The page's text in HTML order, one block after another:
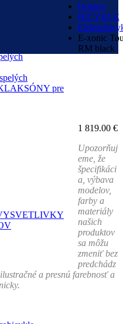
pre
Domov
BICYKLE
E-xonic
RM black
1 819.00 €
Upozorňuj
eme, že
špecifikáci
a, výbava
modelov,
farby a
materiály
našich
produktov
sa môžu
zmeniť bez
predchádz
a presnú farebnosť a